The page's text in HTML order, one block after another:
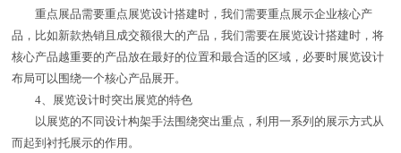
重点展品需要重点展览设计搭建时，我们需要重点展示企业核心产
品，比如新款热销且成交额很大的产品，我们需要在展览设计搭建时，将
核心产品越重要的产品放在最好的位置和最合适的区域，必要时展览设计
布局可以围绕一个核心产品展开。
4、展览设计时突出展览的特色
以展览的不同设计构架手法围绕突出重点，利用一系列的展示方式从
而起到衬托展示的作用。